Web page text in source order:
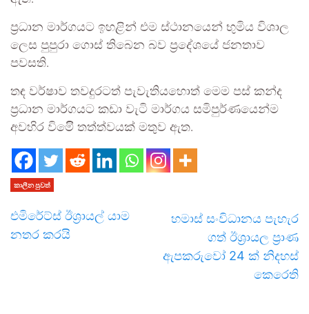
ප්‍රධාන මාර්ගයට ඉහළින් එම ස්ථානයෙන් භුමිය විශාල
ලෙස පුපුරා ගොස් තිබෙන බව ⁣ප්‍රදේශයේ ජනතාව
පවසති.
තඳ වර්ෂාව තවදුරටත් පැවැතියහොත් මෙම පස් කන්ද
ප්‍රධාන මාර්ගයට කඩා වැටි මාර්ගය සමිපුර්ණයෙන්ම
අවහිර විමෙිි තත්ත්වයක් මතුව ඇත.
කාලීන පුවත්
එමිරේට්ස් ඊශ්‍රායල් යාම
නතර කරයි
හමාස් සංවිධානය පැහැර
ගත් ඊශ්‍රායල ප්‍රාණ
ඇපකරුවෝ 24 ක් නිදහස්
කෙරෙති